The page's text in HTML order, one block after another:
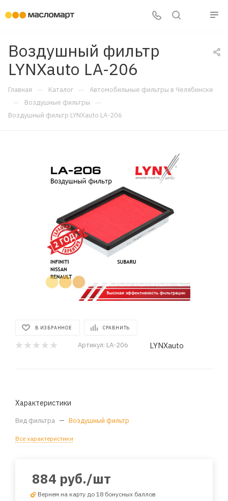
Воздушный фильтр
LYNXauto LA-206
Главная — Каталог — Автомобильные фильтры в Челябинске
— Воздушные фильтры —
Воздушный фильтр LYNXauto LA-206
В ИЗБРАННОЕ СРАВНИТЬ
Артикул: LA-206 LYNXauto
Характеристики
Вид фильтра — Воздушный фильтр
Все характеристики
884 руб./шт
Вернем на карту до 18 бонусных баллов